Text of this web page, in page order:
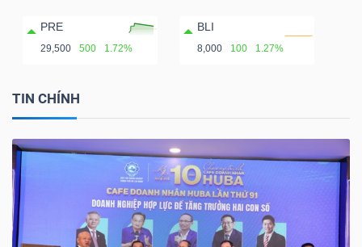
PRE
29,500 500 1.72%
BLI
8,000 100 1.27%
TIN CHÍNH